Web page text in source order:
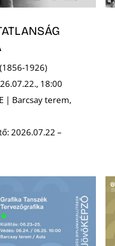
1926)
18:00
| Barcsay terem,
2026.07.22 –